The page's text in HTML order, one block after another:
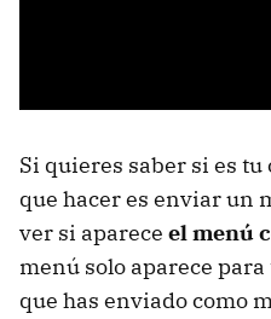
Si quieres saber si es
que hacer es enviar un
ver si aparece el menú
menú solo aparece
que has enviado como